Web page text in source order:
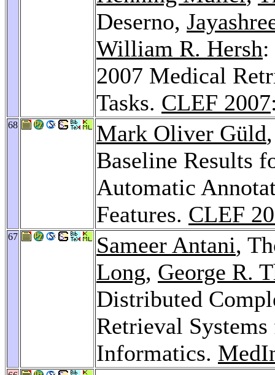
Deserno,
William R. Hersh
2007 Medical
Tasks. CLEF 2007
68 Mark Oliver Güld
Baseline Results
Automatic
Features. CLEF
67 Sameer Antani,
Long, George R.
Distributed
Retrieval
Informatics.